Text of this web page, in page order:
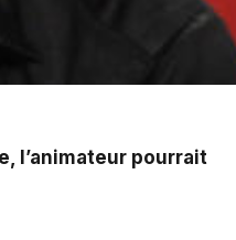
l’animateur pourrait